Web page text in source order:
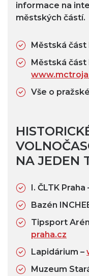
informace na
městských částí.
Městská část
Městská část
Vše o
NA JEDEN
I. ČLTK Praha
Bazén
Tipsport
praha.cz
Lapidárium –
Muzeum